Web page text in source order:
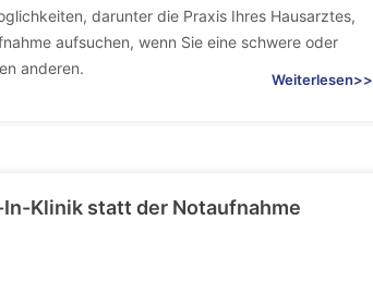
darunter die Praxis Ihres Hausarztes,
aufsuchen, wenn Sie eine schwere oder
anderen.
Weiterlesen>>
Klinik statt der Notaufnahme